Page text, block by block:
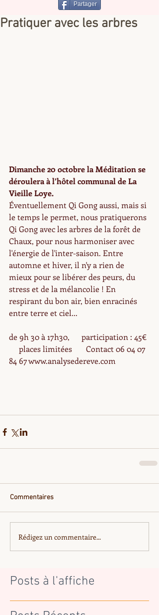
Partager
Pratiquer avec les arbres
Dimanche 20 octobre la Méditation se
déroulera à l’hôtel communal de La
Vieille Loye.
Éventuellement Qi Gong aussi, mais si
le temps le permet, nous pratiquerons
Qi Gong avec les arbres de la forêt de
Chaux, pour nous harmoniser avec
l'énergie de l'inter-saison. Entre
automne et hiver, il n'y a rien de
mieux pour se libérer des peurs, du
stress et de la mélancolie ! En
respirant du bon air, bien enracinés
entre terre et ciel...
de 9h 30 à 17h30,      participation : 45€
     places limitées       Contact 06 04 07
84 67 www.analysedereve.com
Commentaires
Rédigez un commentaire...
Posts à l'affiche